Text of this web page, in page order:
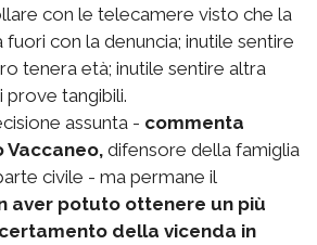
con le telecamere visto che la
con la denuncia; inutile sentire
tenera età; inutile sentire altra
prove tangibili.
assunta - commenta
Vaccaneo, difensore della famiglia
civile - ma permane il
aver potuto ottenere un più
della vicenda in